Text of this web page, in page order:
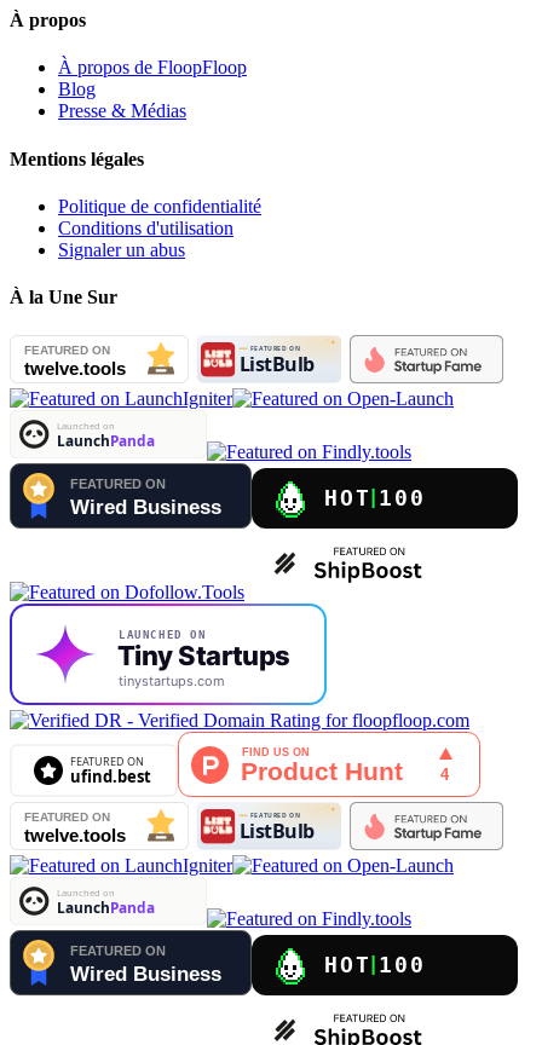
À propos
À propos de FloopFloop
Blog
Presse & Médias
Mentions légales
Politique de confidentialité
Conditions d'utilisation
Signaler un abus
À la Une Sur